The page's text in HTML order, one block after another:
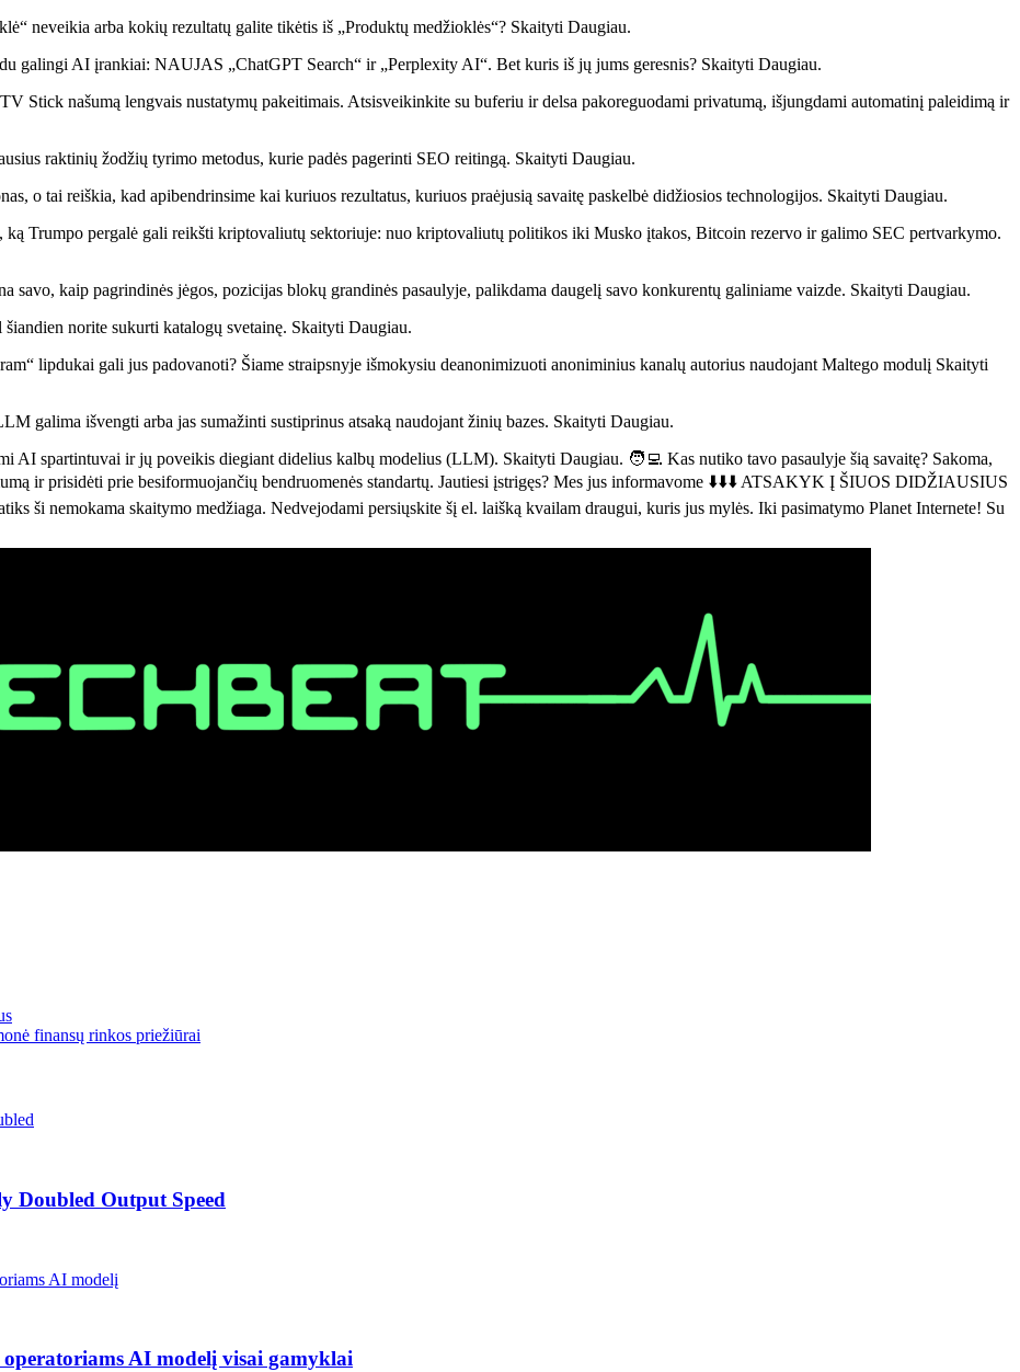
neveikia arba kokių rezultatų galite tikėtis iš „Produktų medžioklės“? Skaityti Daugiau.
galingi AI įrankiai: NAUJAS „ChatGPT Search“ ir „Perplexity AI“. Bet kuris iš jų jums geresnis? Skaityti Daugiau.
Stick našumą lengvais nustatymų pakeitimais. Atsisveikinkite su buferiu ir delsa pakoreguodami privatumą, išjungdami automatinį paleidimą ir
raktinių žodžių tyrimo metodus, kurie padės pagerinti SEO reitingą. Skaityti Daugiau.
o tai reiškia, kad apibendrinsime kai kuriuos rezultatus, kuriuos praėjusią savaitę paskelbė didžiosios technologijos. Skaityti Daugiau.
Trumpo pergalė gali reikšti kriptovaliutų sektoriuje: nuo kriptovaliutų politikos iki Musko įtakos, Bitcoin rezervo ir galimo SEC pertvarkymo.
savo, kaip pagrindinės jėgos, pozicijas blokų grandinės pasaulyje, palikdama daugelį savo konkurentų galiniame vaizde. Skaityti Daugiau.
norite sukurti katalogų svetainę. Skaityti Daugiau.
lipdukai gali jus padovanoti? Šiame straipsnyje išmokysiu deanonimizuoti anoniminius kanalų autorius naudojant Maltego modulį Skaityti
galima išvengti arba jas sumažinti sustiprinus atsaką naudojant žinių bazes. Skaityti Daugiau.
AI spartintuvai ir jų poveikis diegiant didelius kalbų modelius (LLM). Skaityti Daugiau. 🧑‍💻 Kas nutiko tavo pasaulyje šią savaitę? Sakoma,
ir prisidėti prie besiformuojančių bendruomenės standartų. Jautiesi įstrigęs? Mes jus informavome ⬇️⬇️⬇️ ATSAKYK Į ŠIUOS DIDŽIAUSIUS
nemokama skaitymo medžiaga. Nedvejodami persiųskite šį el. laišką kvailam draugui, kuris jus mylės. Iki pasimatymo Planet Internete! Su
finansų rinkos priežiūrai
Doubled Output Speed
AI modelį visai gamyklai